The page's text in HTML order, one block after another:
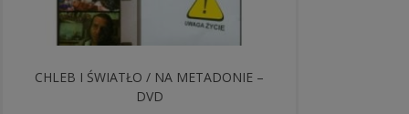
CHLEB I ŚWIATŁO / NA METADONIE –
DVD